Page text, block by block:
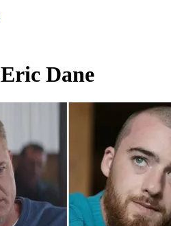
Eric Dane